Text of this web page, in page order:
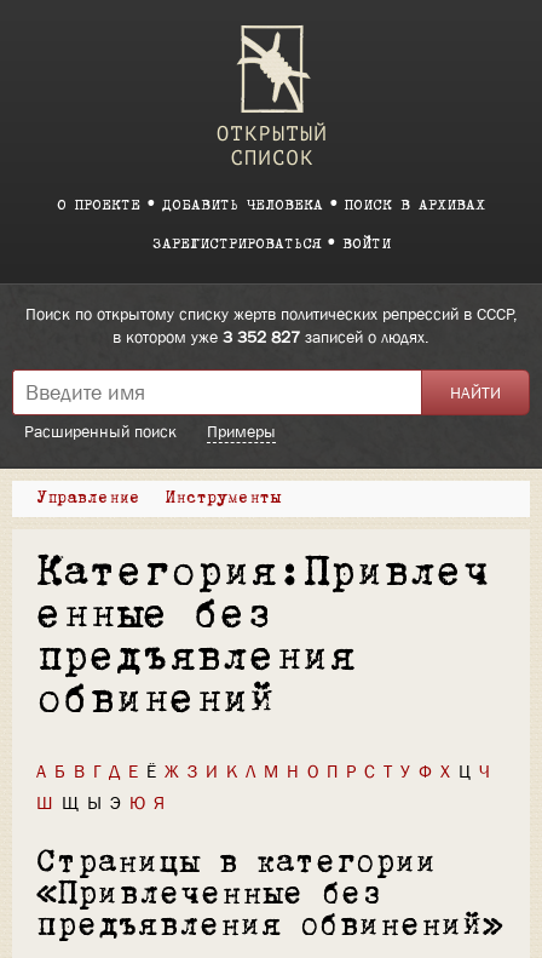
О ПРОЕКТЕ ДОБАВИТЬ ЧЕЛОВЕКА ПОИСК В АРХИВАХ
ЗАРЕГИСТРИРОВАТЬСЯ ВОЙТИ
Поиск по открытому списку жертв политических репрессий в СССР,
в котором уже 3 352 827 записей о людях.
Расширенный поиск Примеры
Управление Инструменты
Категория:Привлеч
енные без
предъявления
обвинений
А Б В Г Д Е Ё Ж З И К Л М Н О П Р С Т У Ф Х Ц Ч
Ш Щ Ы Э Ю Я
Страницы в категории
«Привлеченные без
предъявления обвинений»